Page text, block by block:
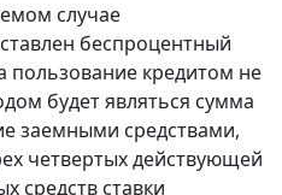
случае
беспроцентный
пользование кредитом не
будет являться сумма
заемными средствами,
четвертых действующей
средств ставки